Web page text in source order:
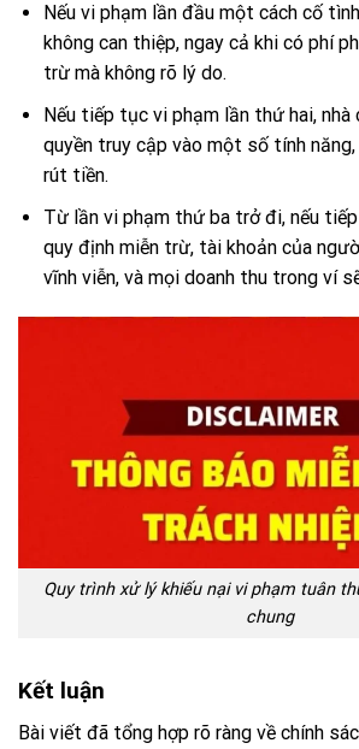
Nếu vi phạm lần đầu một cách cố
không can thiệp, ngay cả khi có phí
trừ mà không rõ lý do.
Nếu tiếp tục vi phạm lần thứ hai, nhà
quyền truy cập vào một số tính
rút tiền.
Từ lần vi phạm thứ ba trở đi, nếu
quy định miễn trừ, tài khoản của
vĩnh viễn, và mọi doanh thu trong ví
Quy trình xử lý khiếu nại vi phạm tuân
chung
Kết luận
Bài viết đã tổng hợp rõ ràng về chính